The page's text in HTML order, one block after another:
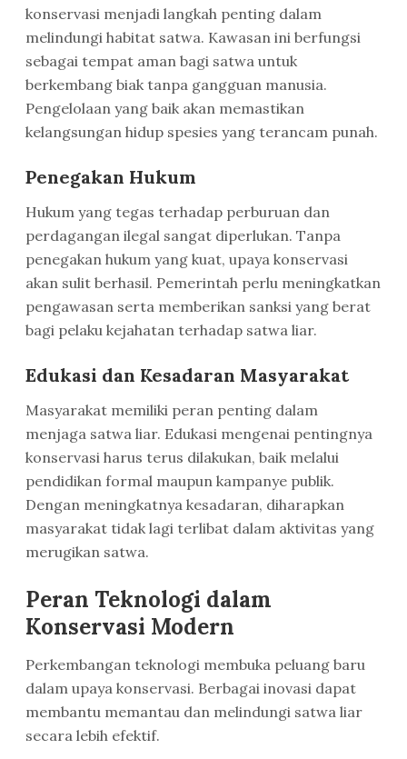
konservasi menjadi langkah penting dalam
melindungi habitat satwa. Kawasan ini berfungsi
sebagai tempat aman bagi satwa untuk
berkembang biak tanpa gangguan manusia.
Pengelolaan yang baik akan memastikan
kelangsungan hidup spesies yang terancam punah.
Penegakan Hukum
Hukum yang tegas terhadap perburuan dan
perdagangan ilegal sangat diperlukan. Tanpa
penegakan hukum yang kuat, upaya konservasi
akan sulit berhasil. Pemerintah perlu meningkatkan
pengawasan serta memberikan sanksi yang berat
bagi pelaku kejahatan terhadap satwa liar.
Edukasi dan Kesadaran Masyarakat
Masyarakat memiliki peran penting dalam
menjaga satwa liar. Edukasi mengenai pentingnya
konservasi harus terus dilakukan, baik melalui
pendidikan formal maupun kampanye publik.
Dengan meningkatnya kesadaran, diharapkan
masyarakat tidak lagi terlibat dalam aktivitas yang
merugikan satwa.
Peran Teknologi dalam
Konservasi Modern
Perkembangan teknologi membuka peluang baru
dalam upaya konservasi. Berbagai inovasi dapat
membantu memantau dan melindungi satwa liar
secara lebih efektif.